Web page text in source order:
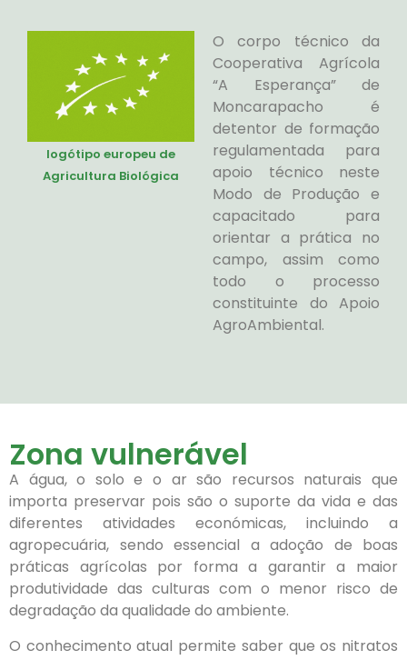
logótipo europeu de
Agricultura Biológica
O corpo técnico da
Cooperativa Agrícola
“A Esperança” de
Moncarapacho é
detentor de formação
regulamentada para
apoio técnico neste
Modo de Produção e
capacitado para
orientar a prática no
campo, assim como
todo o processo
constituinte do Apoio
AgroAmbiental.
Zona vulnerável
A água, o solo e o ar são recursos naturais que
importa preservar pois são o suporte da vida e das
diferentes atividades económicas, incluindo a
agropecuária, sendo essencial a adoção de boas
práticas agrícolas por forma a garantir a maior
produtividade das culturas com o menor risco de
degradação da qualidade do ambiente.
O conhecimento atual permite saber que os nitratos